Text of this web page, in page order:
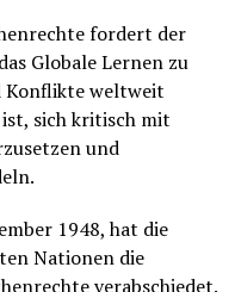
fordert der
Globale Lernen zu
Konflikte weltweit
ist, sich kritisch mit
und
1948, hat die
Nationen die
verabschiedet.